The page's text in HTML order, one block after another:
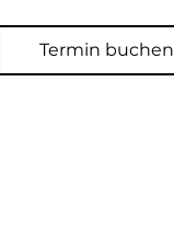
Termin buchen